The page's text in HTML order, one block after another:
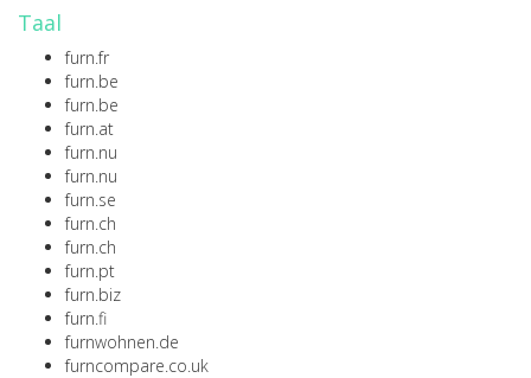
Taal
furn.fr
furn.be
furn.be
furn.at
furn.nu
furn.nu
furn.se
furn.ch
furn.ch
furn.pt
furn.biz
furn.fi
furnwohnen.de
furncompare.co.uk